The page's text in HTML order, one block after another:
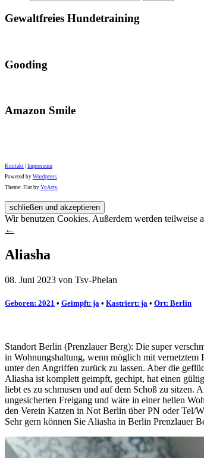
Gewaltfreies Hundetraining
Gooding
Amazon Smile
Kontakt Impressum
Powered by Wordpress
Theme: Flat by YoArts.
Wir benutzen Cookies. Außerdem werden teilweise
←
Aliasha
08. Juni 2023 von Tsv-Phelan
Geboren: 2021 • Geimpft: ja • Kastriert: ja • Ort: Berlin
Standort Berlin (Prenzlauer Berg): Die super
in Wohnungshaltung, wenn möglich mit vernetztem
unter den Angriffen zurück zu lassen. Aber die
Aliasha ist komplett geimpft, gechipt, hat einen
liebt es zu schmusen und auf dem Schoß zu sitzen.
ungesicherten Freigang und wäre in einer hellen
den Verein Katzen in Not Berlin über PN oder Tel/
Sehr gern können Sie Aliasha in Berlin Prenzlauer